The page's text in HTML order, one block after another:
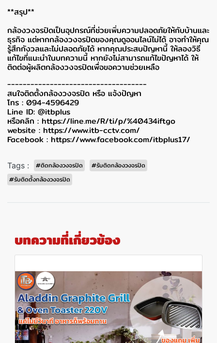
**สรุป**
กล้องวงจรปิดเป็นอุปกรณ์ที่ช่วยเพิ่มความปลอดภัยให้กับบ้านและ
ธุรกิจ แต่หากกล้องวงจรปิดของคุณดูออนไลน์ไม่ได้ อาจทำให้คุณ
รู้สึกกังวลและไม่ปลอดภัยได้ หากคุณประสบปัญหานี้ ให้ลองวิธี
แก้ไขที่แนะนำในบทความนี้ หากยังไม่สามารถแก้ไขปัญหาได้ ให้
ติดต่อผู้ผลิตกล้องวงจรปิดเพื่อขอความช่วยเหลือ
------------------------------------
สนใจติดตั้งกล้องวงจรปิด หรือ แจ้งปัญหา
โทร : 094-4596429
Line ID: @itbplus
หรือคลิก : https://line.me/R/ti/p/%40434iftgo
website : https://www.itb-cctv.com/
Facebook : https://www.facebook.com/itbplus17/
Tags : #ติดกล้องวงจรปิด
#รับติดกล้องวงจรปิด
#รับติดตั้งกล้องวงจรปิด
บทความที่เกี่ยวข้อง